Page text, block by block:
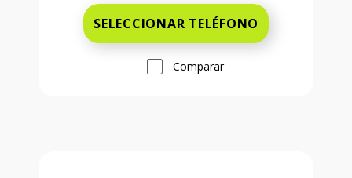
SELECCIONAR TELÉFONO
Comparar